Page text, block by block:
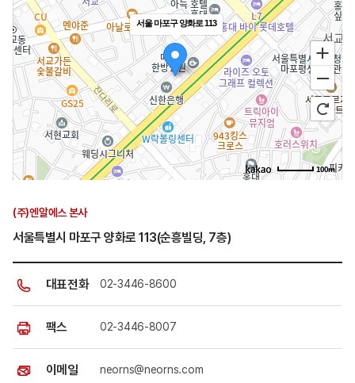
서울 마포구 양화로 113
100m
(주)엔알에스 본사
서울특별시 마포구 양화로 113(순흥빌딩, 7층)
대표전화 02-3446-8600
팩스 02-3446-8007
이메일 neorns@neorns.com